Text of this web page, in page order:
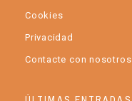
Cookies
Privacidad
Contacte con nosotros